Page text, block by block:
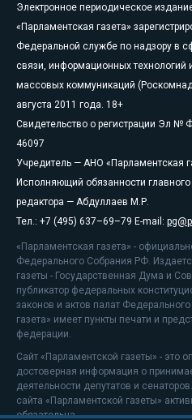
Электронное периодическое
«Парламентская газета»
Федеральной службе по надзору в
связи, информационных технологий
массовых коммуникаций
августа 2011 года. 18+
Свидетельство о регистрации Эл №
46097
Учредитель — АНО «Парламентская
Исполняющий обязанности главного
редактора — Абдуллаев М.Р.
Тел.: +7 (495) 637–69–79 E-mail:
«Парламентская газета» -
Федерального Собрания РФ.
газеты - Государственная Дума и
публикатор федеральных
законов и актов палат
газета» имеет пункты печати и
федерации.
Сайт «Парламентской газеты» - это
достоверная информация о
деятельности депутатов и
сайта «Парламентской газеты»
обязательна.